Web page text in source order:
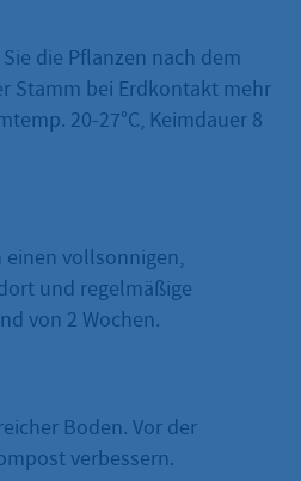
die Pflanzen nach dem
Stamm bei Erdkontakt mehr
20-27°C, Keimdauer 8
vollsonnigen,
und regelmäßige
von 2 Wochen.
Boden. Vor der
verbessern.